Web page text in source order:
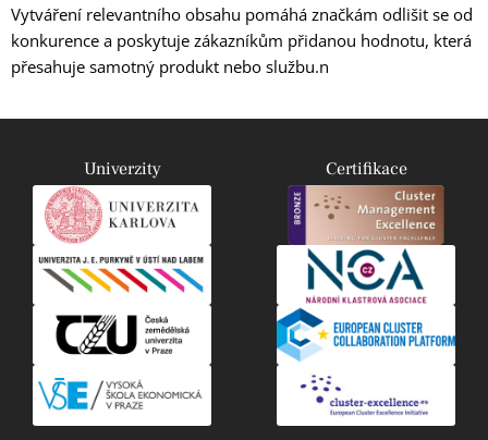
Vytváření relevantního obsahu pomáhá značkám odlišit se od
konkurence a poskytuje zákazníkům přidanou hodnotu, která
přesahuje samotný produkt nebo službu.n
Univerzity Certifikace